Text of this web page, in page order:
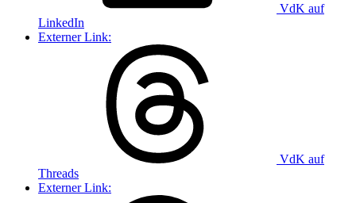
VdK auf
LinkedIn
Externer Link:
VdK auf
Threads
Externer Link: